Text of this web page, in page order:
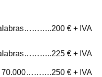
€ + IVA
€ + IVA
70.000……….250 € + IVA